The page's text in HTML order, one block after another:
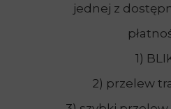
jednej z
1)
2) przelew